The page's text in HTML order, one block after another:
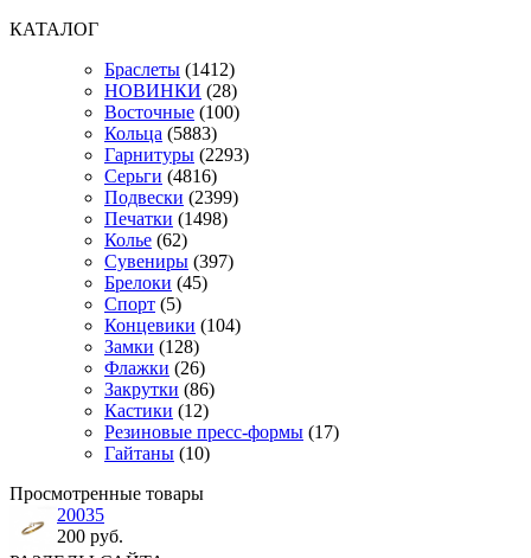
КАТАЛОГ
Браслеты (1412)
НОВИНКИ (28)
Восточные (100)
Кольца (5883)
Гарнитуры (2293)
Серьги (4816)
Подвески (2399)
Печатки (1498)
Колье (62)
Сувениры (397)
Брелоки (45)
Спорт (5)
Концевики (104)
Замки (128)
Флажки (26)
Закрутки (86)
Кастики (12)
Резиновые пресс-формы (17)
Гайтаны (10)
Просмотренные товары
20035
200 руб.